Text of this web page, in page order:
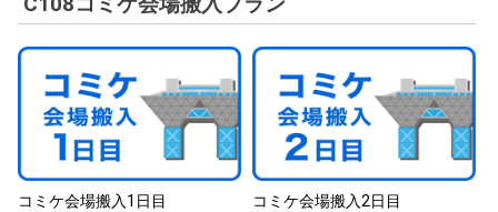
コミケ会場搬入1日目 コミケ会場搬入2日目